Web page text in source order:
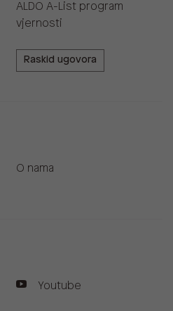
ALDO A-List program
vjernosti
Raskid ugovora
O nama
Youtube